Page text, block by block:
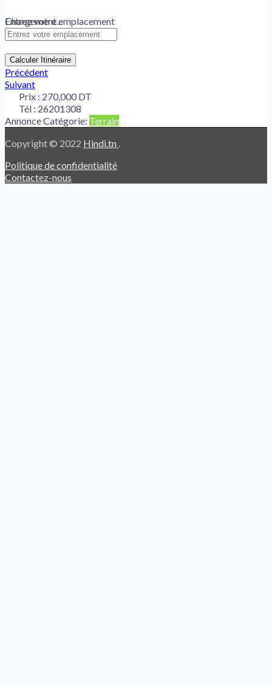
Chargement...
Entrez votre emplacement
Calculer Itinéraire
Précédent
Suivant
Prix : 270,000 DT
Tél : 26201308
Annonce Catégorie: Terrain
Copyright © 2022 Hindi.tn .
Politique de confidentialité
Contactez-nous